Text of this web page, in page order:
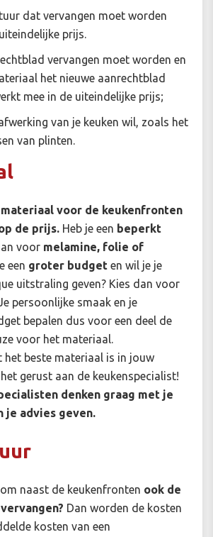
dat vervangen moet worden
prijs.
vervangen moet worden en
het nieuwe aanrechtblad
mee in de uiteindelijke prijs;
van je keuken wil, zoals het
van plinten.
voor de keukenfronten
de prijs. Heb je een beperkt
voor melamine, folie of
een groter budget en wil je je
uitstraling geven? Kies dan voor
persoonlijke smaak en je
bepalen dus voor een deel de
voor het materiaal.
het beste materiaal is in jouw
gerust aan de keukenspecialist!
denken graag met je
je advies geven.
naast de keukenfronten ook de
Dan worden de kosten
kosten van een